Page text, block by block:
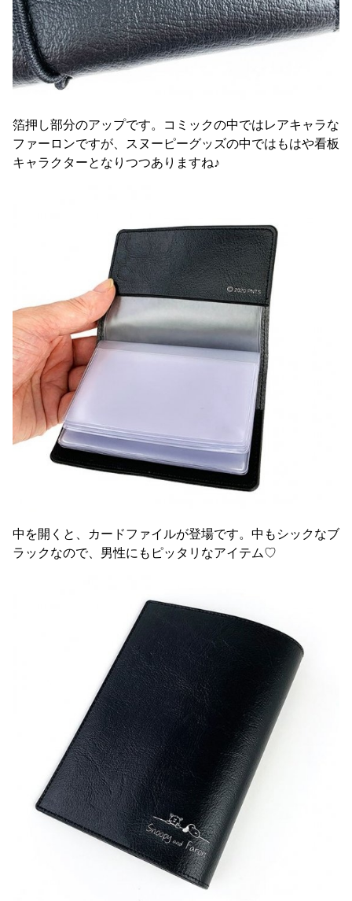
箔押し部分のアップです。コミックの中ではレアキャラな
ファーロンですが、スヌーピーグッズの中ではもはや看板
キャラクターとなりつつありますね♪
中を開くと、カードファイルが登場です。中もシックなブ
ラックなので、男性にもピッタリなアイテム♡